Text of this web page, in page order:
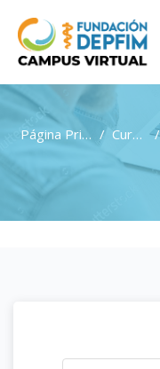
Página Principal Cursos